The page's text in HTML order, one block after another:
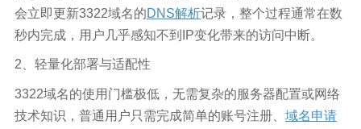
会立即更新3322域名的DNS解析记录，整个过程通常在数
秒内完成，用户几乎感知不到IP变化带来的访问中断。
2、轻量化部署与适配性
3322域名的使用门槛极低，无需复杂的服务器配置或网络
技术知识，普通用户只需完成简单的账号注册、 域名申请